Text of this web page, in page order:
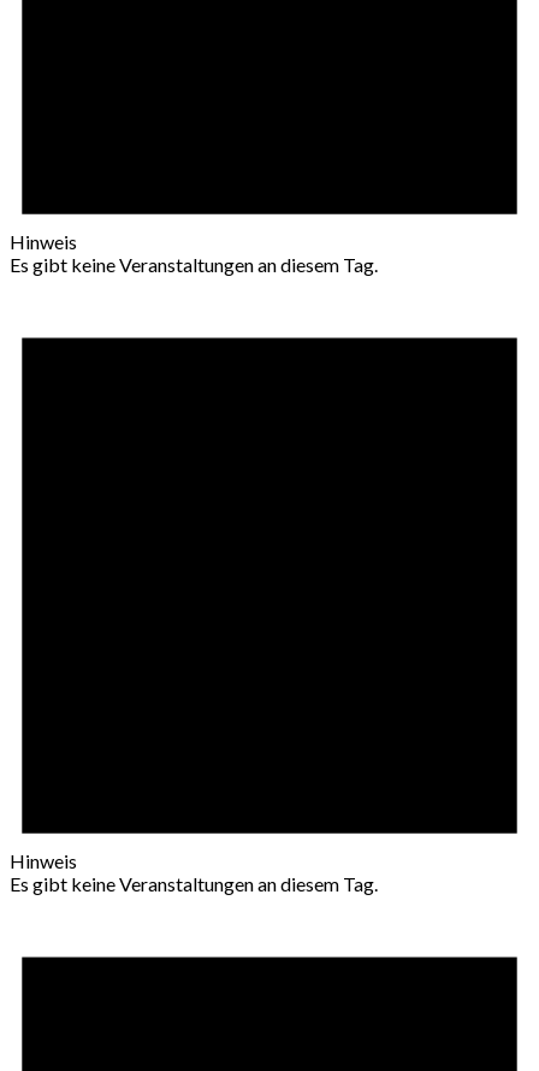
Hinweis
Es gibt keine Veranstaltungen an diesem Tag.
Hinweis
Es gibt keine Veranstaltungen an diesem Tag.